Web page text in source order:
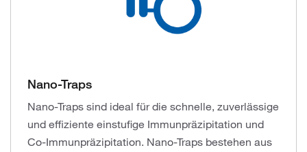
Nano-Traps
Nano-Traps sind ideal für die schnelle, zuverlässige
und effiziente einstufige Immunpräzipitation und
Co-Immunpräzipitation. Nano-Traps bestehen aus